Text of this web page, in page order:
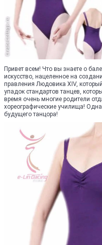
Привет всем! Что вы знаете о
искусство, нацеленное на
правления Людовика XIV,
упадок стандартов танцев,
время очень многие родители
хореографические училища!
будущего танцора!